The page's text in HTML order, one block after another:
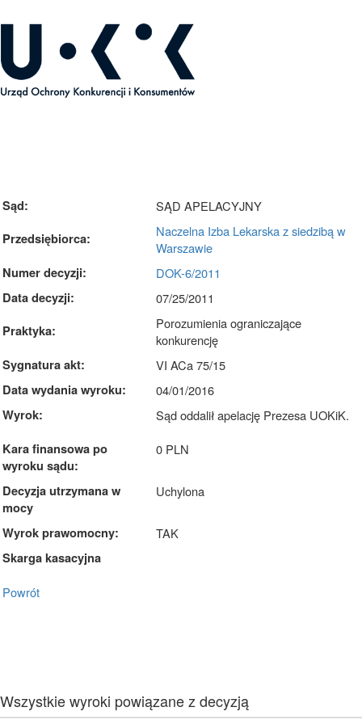
Sąd:
SĄD APELACYJNY
Przedsiębiorca:
Naczelna Izba Lekarska z siedzibą w
Warszawie
Numer decyzji:
DOK-6/2011
Data decyzji:
07/25/2011
Praktyka:
Porozumienia ograniczające
konkurencję
Sygnatura akt:
VI ACa 75/15
Data wydania wyroku:
04/01/2016
Wyrok:
Sąd oddalił apelację Prezesa UOKiK.
Kara finansowa po
wyroku sądu:
0 PLN
Decyzja utrzymana w
mocy
Uchylona
Wyrok prawomocny:
TAK
Skarga kasacyjna
Powrót
Wszystkie wyroki powiązane z decyzją